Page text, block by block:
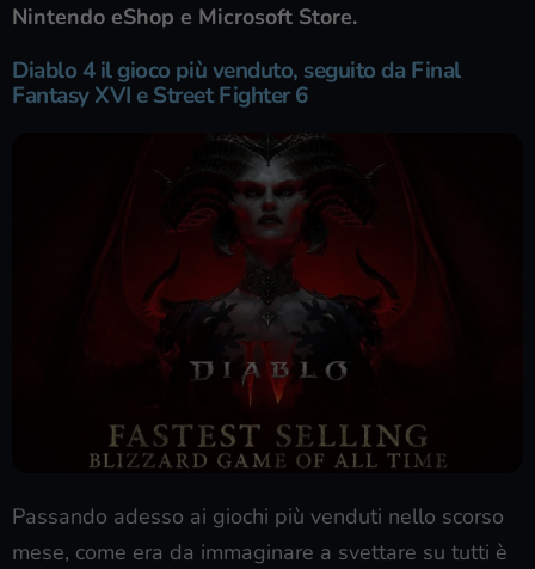
Nintendo eShop e Microsoft Store.
Diablo 4 il gioco più venduto, seguito da Final
Fantasy XVI e Street Fighter 6
Passando adesso ai giochi più venduti nello scorso
mese, come era da immaginare a svettare su tutti è